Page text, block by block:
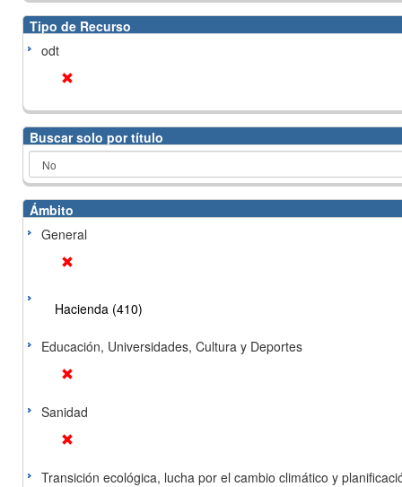
Tipo de Recurso
odt
Buscar solo por título
Ámbito
General
Hacienda (410)
Educación, Universidades, Cultura y Deportes
Sanidad
Transición ecológica, lucha por el cambio climático y